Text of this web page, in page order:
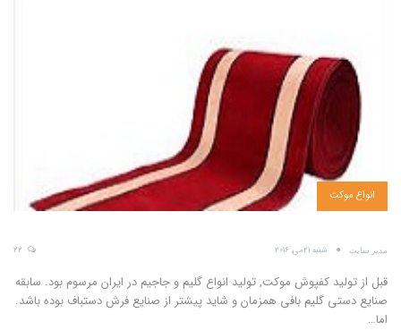
انواع موکت
مدیر سایت شنبه 21می, 2016
قبل از تولید کفپوش موکت, تولید انواع گلیم و جاجیم در ایران مرسوم بود. سابقه
صنایع دستی گلیم بافی همزمان و شاید پیشتر از صنایع فرش دستباف بوده باشد.
اما…